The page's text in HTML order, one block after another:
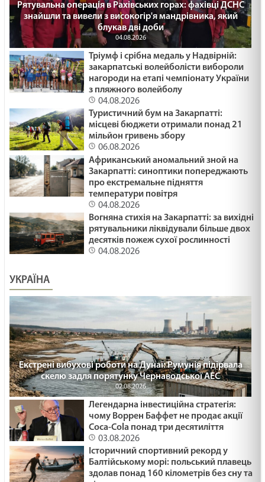
Рятувальна операція в Рахівських горах: фахівці ДСНС
знайшли та вивели з високогір'я мандрівника, який
блукав дві доби
04.08.2026
Тріумф і срібна медаль у Надвірній:
закарпатські волейболісти вибороли
нагороди на етапі чемпіонату України
з пляжного волейболу
04.08.2026
Туристичний бум на Закарпатті:
місцеві бюджети отримали понад 21
мільйон гривень збору
06.08.2026
Африканський аномальний зной на
Закарпатті: синоптики попереджають
про екстремальне підняття
температури повітря
04.08.2026
Вогняна стихія на Закарпатті: за вихідні
рятувальники ліквідували більше двох
десятків пожеж сухої рослинності
04.08.2026
УКРАЇНА
Екстрені вибухові роботи на Дунаї: Румунія підірвала
скелю задля порятунку Чернаводської АЕС
02.08.2026
Легендарна інвестиційна стратегія:
чому Воррен Баффет не продає акції
Coca-Cola понад три десятиліття
03.08.2026
Історичний спортивний рекорд у
Балтійському морі: польський плавець
здолав понад 160 кілометрів без сну та